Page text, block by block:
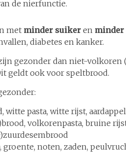
de nierfunctie.
met minder suiker en minder
diabetes en kanker.
gezonder dan niet-volkoren
geldt ook voor speltbrood.
witte pasta, witte rijst,
volkorenpasta, bruine
groente, noten, zaden,